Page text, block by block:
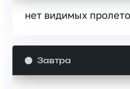
нет видимых
Завтра